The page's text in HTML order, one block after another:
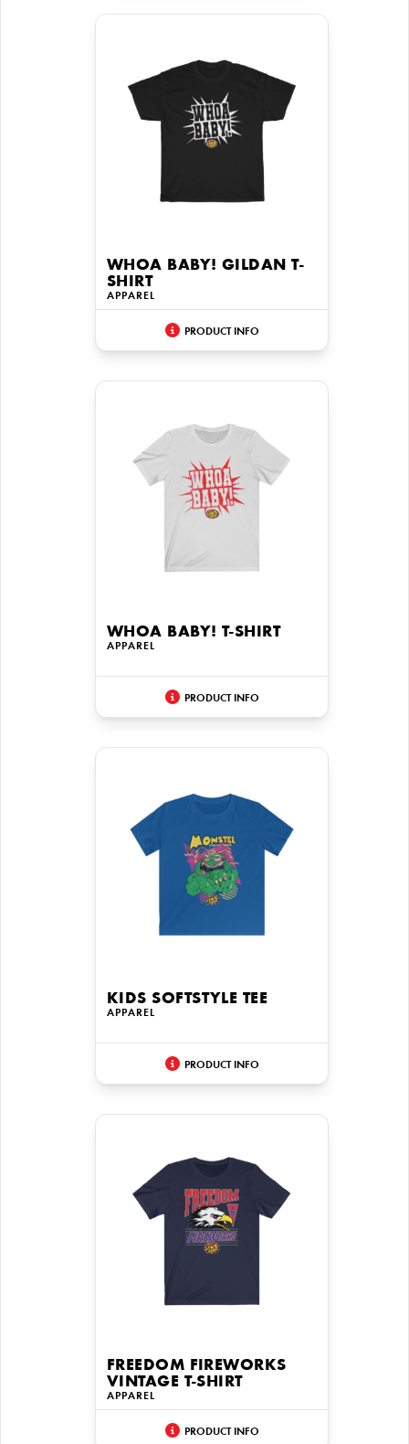
WHOA BABY! GILDAN T-
SHIRT
APPAREL
PRODUCT INFO
WHOA BABY! T-SHIRT
APPAREL
PRODUCT INFO
KIDS SOFTSTYLE TEE
APPAREL
PRODUCT INFO
FREEDOM FIREWORKS
VINTAGE T-SHIRT
APPAREL
PRODUCT INFO